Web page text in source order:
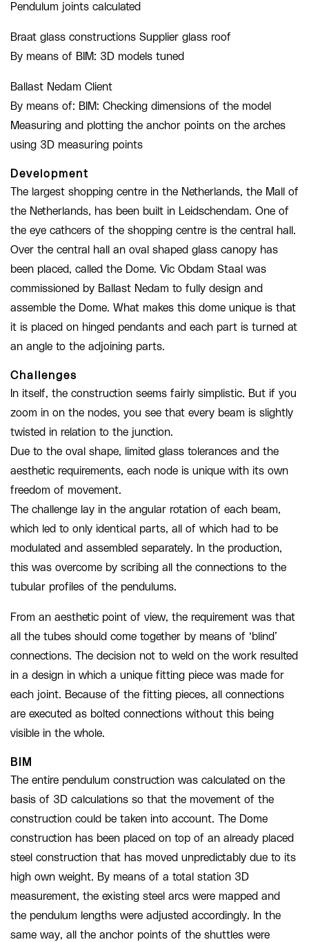
Pendulum joints calculated
Braat glass constructions Supplier glass roof
By means of BIM: 3D models tuned
Ballast Nedam Client
By means of: BIM: Checking dimensions of the model
Measuring and plotting the anchor points on the arches
using 3D measuring points
Development
The largest shopping centre in the Netherlands, the Mall of
the Netherlands, has been built in Leidschendam. One of
the eye cathcers of the shopping centre is the central hall.
Over the central hall an oval shaped glass canopy has
been placed, called the Dome. Vic Obdam Staal was
commissioned by Ballast Nedam to fully design and
assemble the Dome. What makes this dome unique is that
it is placed on hinged pendants and each part is turned at
an angle to the adjoining parts.
Challenges
In itself, the construction seems fairly simplistic. But if you
zoom in on the nodes, you see that every beam is slightly
twisted in relation to the junction.
Due to the oval shape, limited glass tolerances and the
aesthetic requirements, each node is unique with its own
freedom of movement.
The challenge lay in the angular rotation of each beam,
which led to only identical parts, all of which had to be
modulated and assembled separately. In the production,
this was overcome by scribing all the connections to the
tubular profiles of the pendulums.
From an aesthetic point of view, the requirement was that
all the tubes should come together by means of ‘blind’
connections. The decision not to weld on the work resulted
in a design in which a unique fitting piece was made for
each joint. Because of the fitting pieces, all connections
are executed as bolted connections without this being
visible in the whole.
BIM
The entire pendulum construction was calculated on the
basis of 3D calculations so that the movement of the
construction could be taken into account. The Dome
construction has been placed on top of an already placed
steel construction that has moved unpredictably due to its
high own weight. By means of a total station 3D
measurement, the existing steel arcs were mapped and
the pendulum lengths were adjusted accordingly. In the
same way, all the anchor points of the shuttles were